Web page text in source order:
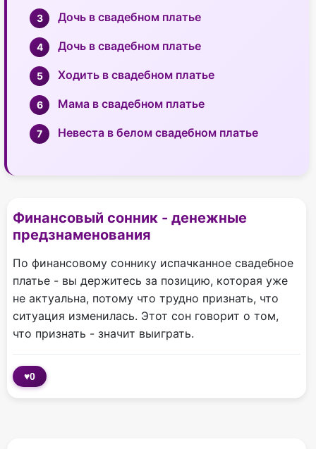
Дочь в свадебном платье
Дочь в свадебном платье
Ходить в свадебном платье
Мама в свадебном платье
Невеста в белом свадебном платье
Финансовый сонник - денежные
предзнаменования
По финансовому соннику испачканное свадебное
платье - вы держитесь за позицию, которая уже
не актуальна, потому что трудно признать, что
ситуация изменилась. Этот сон говорит о том,
что признать - значит выиграть.
♥0